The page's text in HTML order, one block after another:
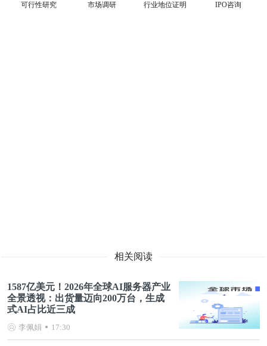
可行性研究 市场调研 行业地位证明 IPO咨询
相关阅读
1587亿美元！2026年全球AI服务器产业
全景透视：出货量迈向200万台，生成
式AI占比近三成
李佩娟 17:30